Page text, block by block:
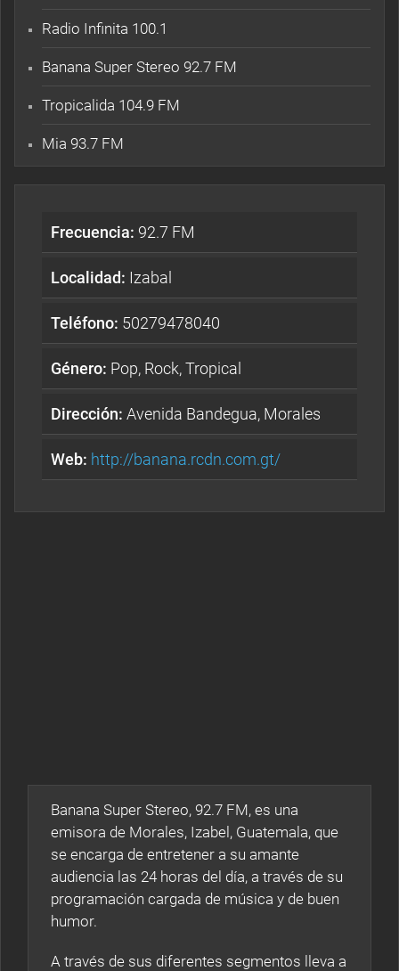
Frecuencia: 92.7 FM
Localidad: Izabal
Teléfono: 50279478040
Género: Pop, Rock, Tropical
Dirección: Avenida Bandegua, Morales
Web: http://banana.rcdn.com.gt/
Banana Super Stereo, 92.7 FM, es una
emisora de Morales, Izabel, Guatemala, que
se encarga de entretener a su amante
audiencia las 24 horas del día, a través de su
programación cargada de música y de buen
humor.
A través de sus diferentes segmentos lleva a
Radio Infinita 100.1
Banana Super Stereo 92.7 FM
Tropicalida 104.9 FM
Mia 93.7 FM